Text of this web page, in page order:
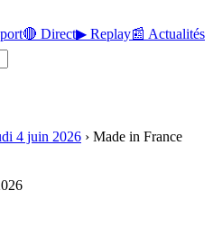
🔴 Direct▶ Replay📰 Actualités
4 juin 2026 › Made in France